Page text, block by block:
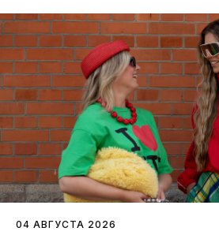
04 АВГУСТА 2026